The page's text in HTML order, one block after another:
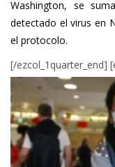
Washington, se
detectado el virus en
el protocolo.
[/ezcol_1quarter_end]